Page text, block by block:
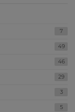
7
49
46
29
3
5